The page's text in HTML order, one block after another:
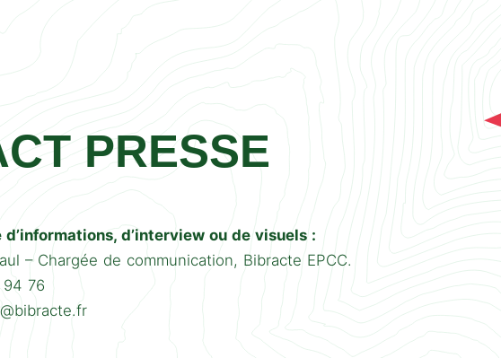
PRESSE
d’interview ou de visuels :
– Chargée de communication, Bibracte EPCC.
76